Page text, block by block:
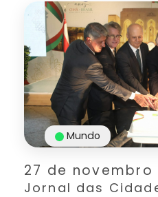
27 de novembro
Jornal das
Mundo